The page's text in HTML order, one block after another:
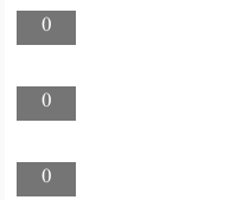
0
0
0